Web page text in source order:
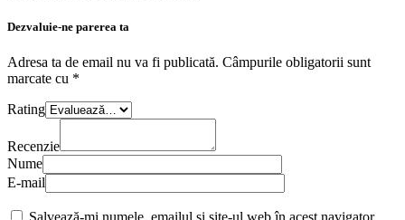
Dezvaluie-ne parerea ta
Adresa ta de email nu va fi publicată. Câmpurile obligatorii sunt
marcate cu *
Rating
Recenzie
Nume
E-mail
Salvează-mi numele, emailul și site-ul web în acest navigator